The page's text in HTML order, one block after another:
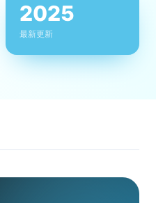
2025
最新更新